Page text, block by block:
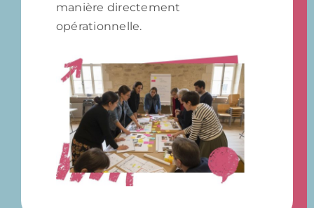
manière directement
opérationnelle.